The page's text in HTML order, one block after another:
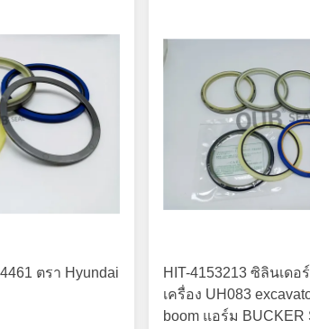
ตรา Hyundai
HIT-4153213 ซิลินเดอ
เครื่อง UH083
boom แอร์ม BUCKER